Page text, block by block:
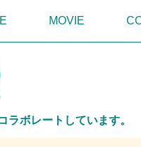
MOVIE
ボレートしています。